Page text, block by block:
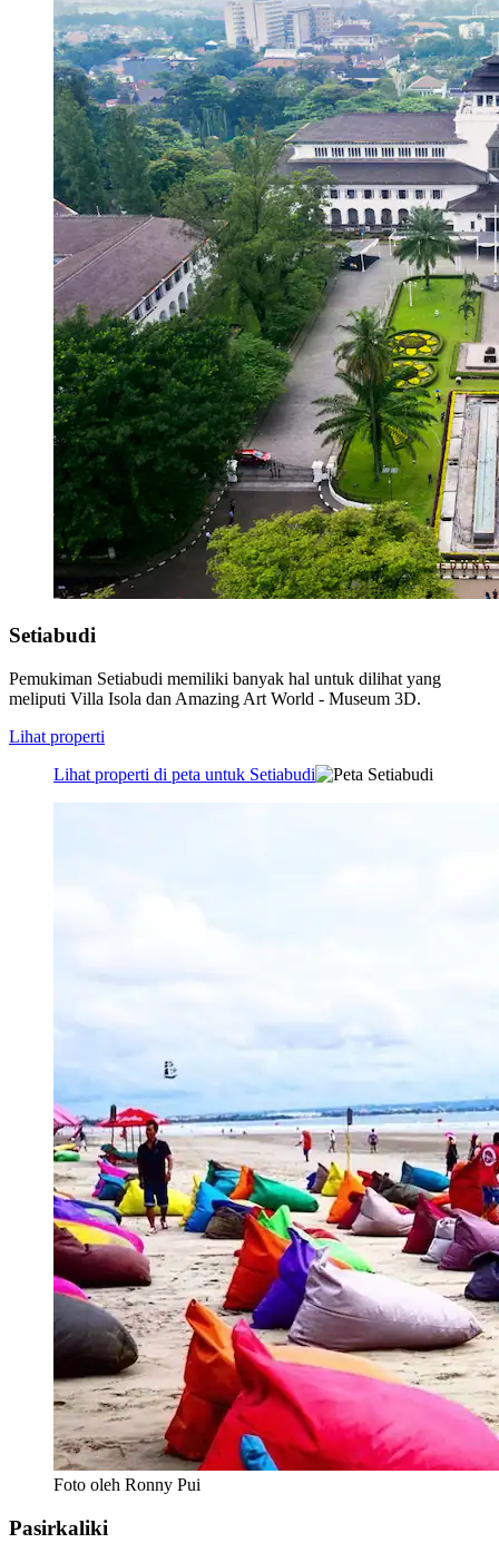
Setiabudi
Pemukiman Setiabudi memiliki banyak hal untuk dilihat yang
meliputi Villa Isola dan Amazing Art World - Museum 3D.
Lihat properti
Lihat properti di peta untuk Setiabudi
Foto oleh Ronny Pui
Pasirkaliki